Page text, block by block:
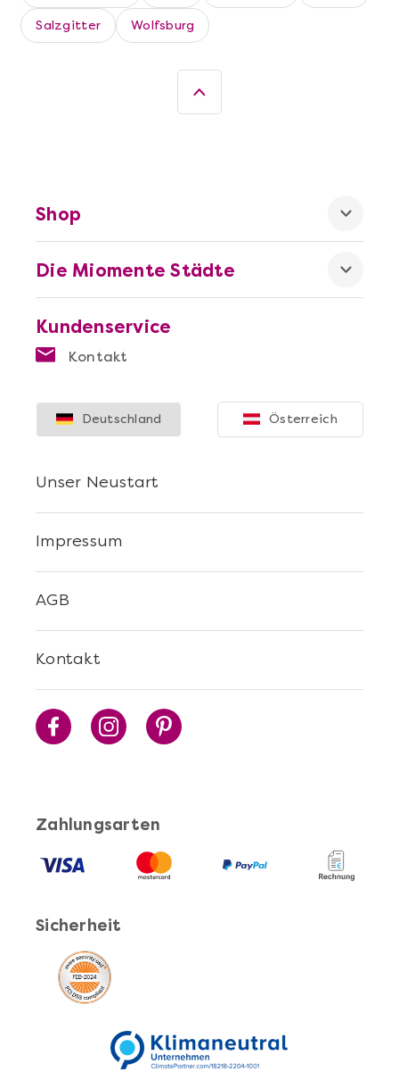
Cocktails Selber Machen - DIY-Set
Pasta Selber Machen - DIY-Set
Salzgitter Wolfsburg
Kundenservice
Kontakt
Die Miomente Städte
Shop
Zahlungsarten
Sicherheit
Kontakt
AGB
Impressum
Unser Neustart
Deutschland Österreich